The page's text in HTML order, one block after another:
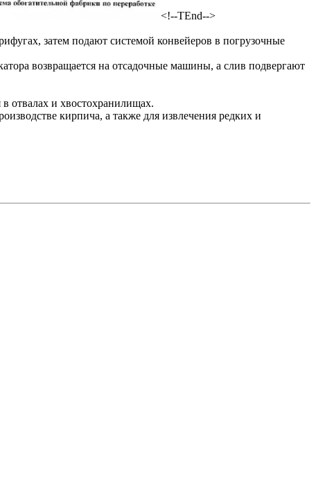
<!--TEnd-->
затем подают системой конвейеров в погрузочные
возвращается на отсадочные машины, а слив подвергают
отвалах и хвостохранилищах.
кирпича, а также для извлечения редких и